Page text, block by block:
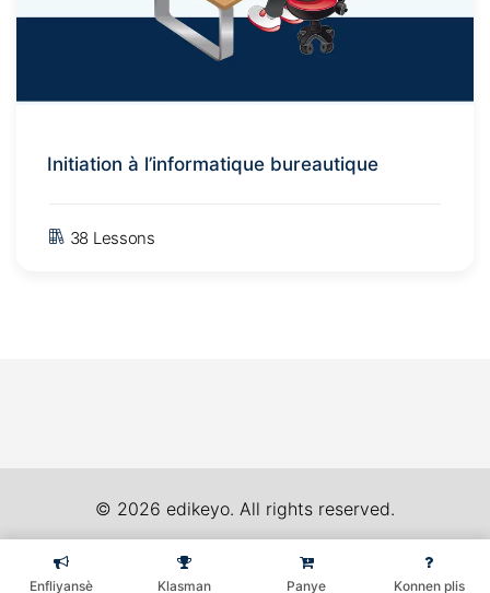
Initiation à l’informatique bureautique
38 Lessons
© 2026 edikeyo. All rights reserved.
Enfliyansè Klasman Panye Konnen plis